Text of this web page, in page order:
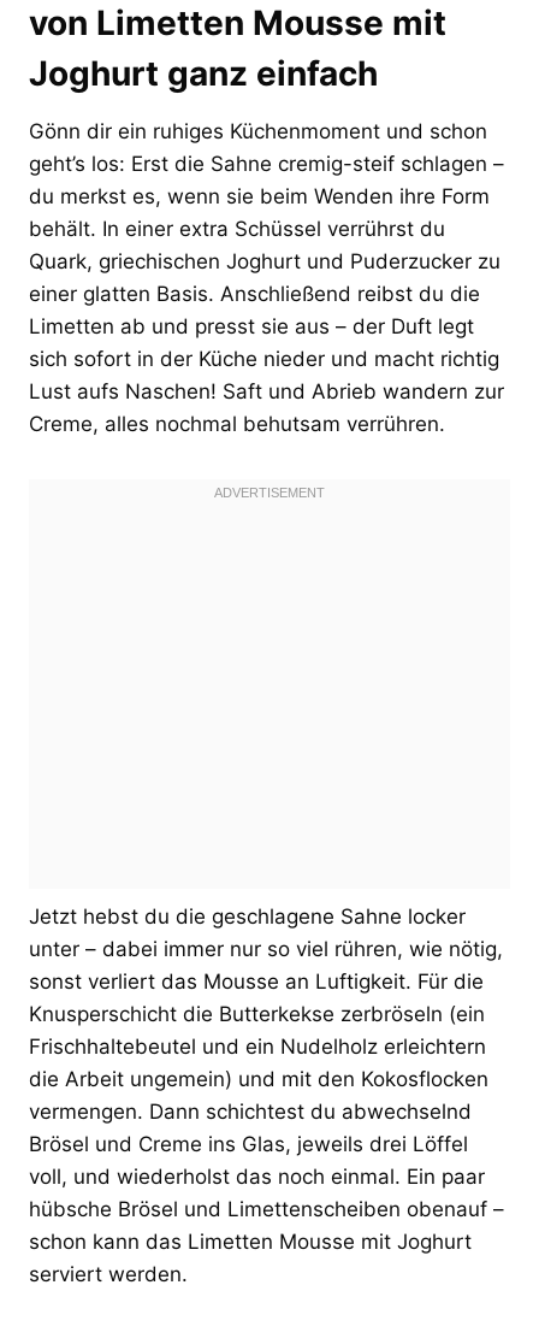
von Limetten Mousse mit
Joghurt ganz einfach
Gönn dir ein ruhiges Küchenmoment und schon
geht’s los: Erst die Sahne cremig-steif schlagen –
du merkst es, wenn sie beim Wenden ihre Form
behält. In einer extra Schüssel verrührst du
Quark, griechischen Joghurt und Puderzucker zu
einer glatten Basis. Anschließend reibst du die
Limetten ab und presst sie aus – der Duft legt
sich sofort in der Küche nieder und macht richtig
Lust aufs Naschen! Saft und Abrieb wandern zur
Creme, alles nochmal behutsam verrühren.
Jetzt hebst du die geschlagene Sahne locker
unter – dabei immer nur so viel rühren, wie nötig,
sonst verliert das Mousse an Luftigkeit. Für die
Knusperschicht die Butterkekse zerbröseln (ein
Frischhaltebeutel und ein Nudelholz erleichtern
die Arbeit ungemein) und mit den Kokosflocken
vermengen. Dann schichtest du abwechselnd
Brösel und Creme ins Glas, jeweils drei Löffel
voll, und wiederholst das noch einmal. Ein paar
hübsche Brösel und Limettenscheiben obenauf –
schon kann das Limetten Mousse mit Joghurt
serviert werden.